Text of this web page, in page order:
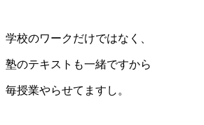
学校のワークだけではなく、
塾のテキストも一緒ですから
毎授業やらせてますし。